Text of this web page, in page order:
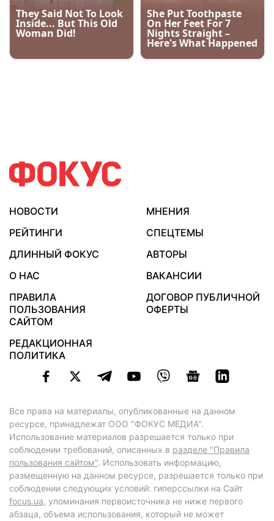
НОВОСТИ
МНЕНИЯ
РЕЙТИНГИ
СПЕЦТЕМЫ
ДЛИННЫЙ ФОКУС
АВТОРЫ
О НАС
ВАКАНСИИ
ПРАВИЛА
ПОЛЬЗОВАНИЯ
САЙТОМ
ДОГОВОР ПУБЛИЧНОЙ
ОФЕРТЫ
РЕДАКЦИОННАЯ
ПОЛИТИКА
Все права на материалы, опубликованные на данном
ресурсе, принадлежат ООО "ФОКУС МЕДИА".
Использование материалов разрешается только при
соблюдении требований, описанных в разделе "Правила
пользования сайтом". Использовать информацию,
размещенную на данном ресурсе, разрешается только при
соблюдении следующих условий: гиперссылки на Сайт
focus.ua, упоминания первоисточника не ниже первого
абзаца, объема использования, который не может